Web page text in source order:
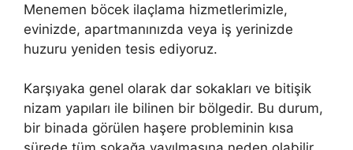
Menemen böcek ilaçlama hizmetlerimizle,
evinizde, apartmanınızda veya iş yerinizde
huzuru yeniden tesis ediyoruz.
Karşıyaka genel olarak dar sokakları ve bitişik
nizam yapıları ile bilinen bir bölgedir. Bu durum,
bir binada görülen haşere probleminin kısa